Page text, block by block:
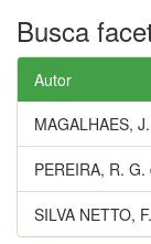
Busca
Autor
MAGALHAES,
PEREIRA, R. G.
SILVA NETTO,